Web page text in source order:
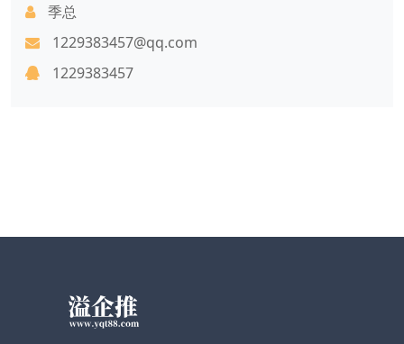
季总
1229383457@qq.com
1229383457